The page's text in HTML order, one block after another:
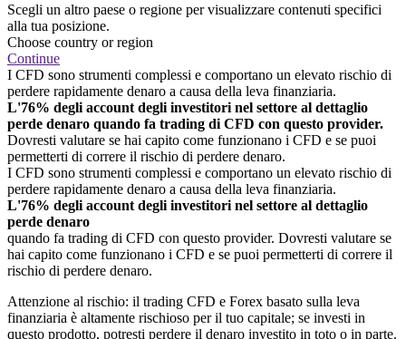
Scegli un altro paese o regione per visualizzare contenuti specifici
alla tua posizione.
Choose country or region
Continue
I CFD sono strumenti complessi e comportano un elevato rischio di
perdere rapidamente denaro a causa della leva finanziaria.
L'76% degli account degli investitori nel settore al dettaglio
perde denaro quando fa trading di CFD con questo provider.
Dovresti valutare se hai capito come funzionano i CFD e se puoi
permetterti di correre il rischio di perdere denaro.
I CFD sono strumenti complessi e comportano un elevato rischio di
perdere rapidamente denaro a causa della leva finanziaria.
L'76% degli account degli investitori nel settore al dettaglio
perde denaro
quando fa trading di CFD con questo provider. Dovresti valutare se
hai capito come funzionano i CFD e se puoi permetterti di correre il
rischio di perdere denaro.
Attenzione al rischio: il trading CFD e Forex basato sulla leva
finanziaria è altamente rischioso per il tuo capitale; se investi in
questo prodotto, potresti perdere il denaro investito in toto o in parte.